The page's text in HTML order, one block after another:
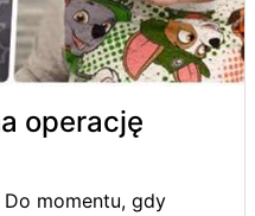
operację
momentu, gdy